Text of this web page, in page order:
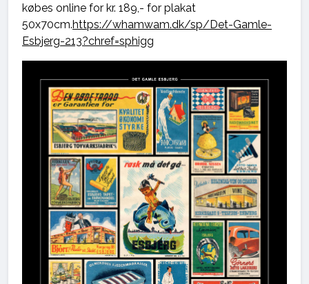
købes online for kr. 189,- for plakat
50x70cm.https://whamwam.dk/sp/Det-Gamle-
Esbjerg-213?chref=sphigg